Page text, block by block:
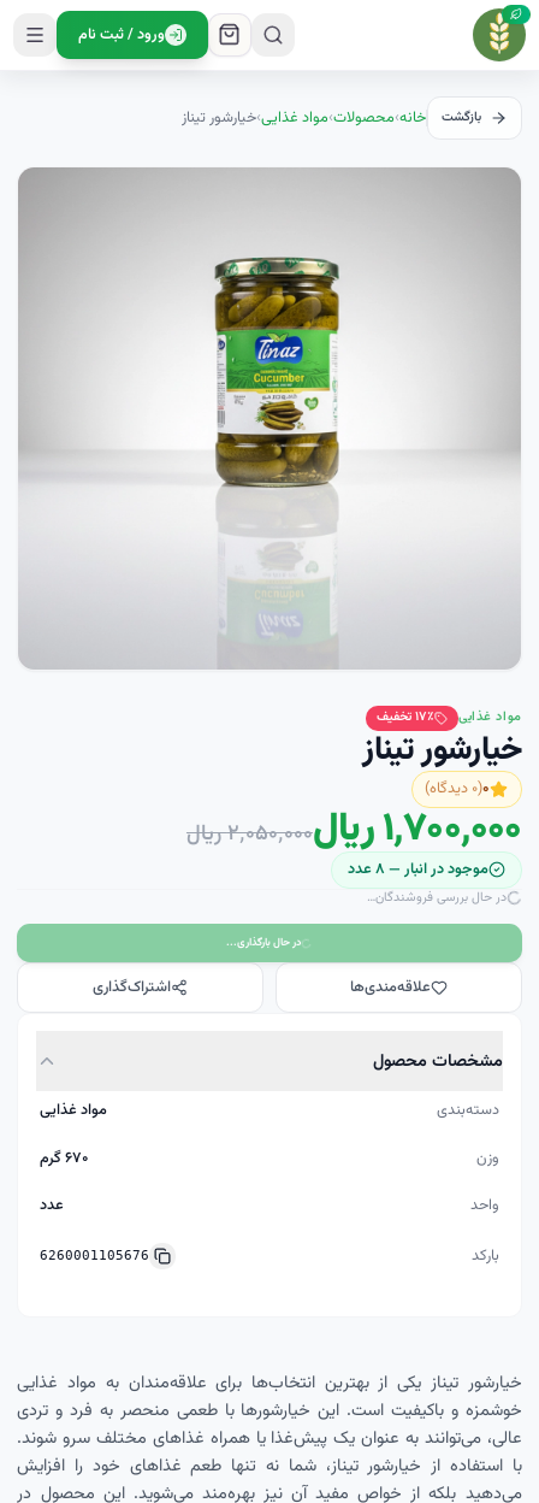
ورود / ثبت نام
بازگشت خانه›محصولات›مواد غذایی›خيارشور تيناز
مواد غذایی ۱۷٪ تخفیف
خيارشور تيناز
۰(۰ دیدگاه)
۱٬۷۰۰٬۰۰۰ ریال ۲٬۰۵۰٬۰۰۰ ریال
موجود در انبار — ۸عدد
در حال بررسی فروشندگان…
در حال بارگذاری...
علاقه‌مندی‌ها اشتراک‌گذاری
مشخصات محصول
دسته‌بندی
مواد غذایی
وزن
۶۷۰ گرم
واحد
عدد
بارکد 6260001105676
خیارشور تیناز یکی از بهترین انتخاب‌ها برای علاقه‌مندان به مواد غذایی
خوشمزه و باکیفیت است. این خیارشورها با طعمی منحصر به فرد و تردی
عالی، می‌توانند به عنوان یک پیش‌غذا یا همراه غذاهای مختلف سرو شوند.
با استفاده از خیارشور تیناز، شما نه تنها طعم غذاهای خود را افزایش
می‌دهید بلکه از خواص مفید آن نیز بهره‌مند می‌شوید. این محصول در